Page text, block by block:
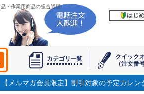
・作業用商品の総合通販
はじ
カテゴリ一覧
クイック
（注文番
【メルマガ会員限定】割引対象の予定カレン